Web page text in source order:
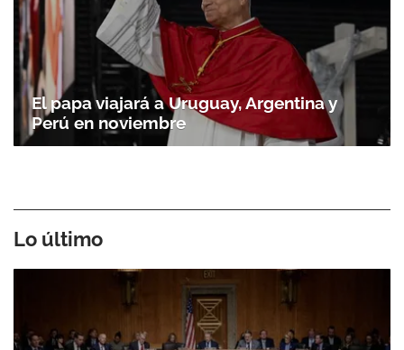
El papa viajará a Uruguay, Argentina y
Perú en noviembre
Lo último